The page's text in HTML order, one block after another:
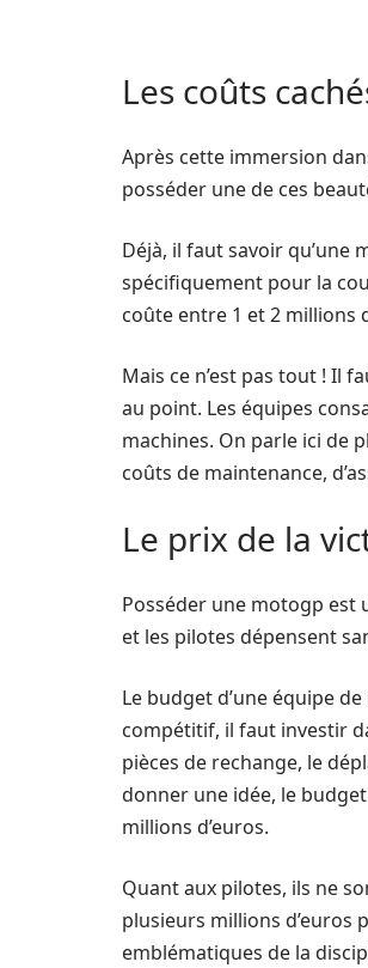
Les coûts
Après cette immersion
posséder une de ces
Déjà, il faut savoir qu’une
spécifiquement pour la
coûte entre 1 et 2 millions
Mais ce n’est pas tout ! Il
au point. Les équipes
machines. On parle ici de
coûts de maintenance,
Le prix de la
Posséder une motogp est
et les pilotes dépensent
Le budget d’une équipe
compétitif, il faut investir
pièces de rechange, le
donner une idée, le
millions d’euros.
Quant aux pilotes, ils ne
plusieurs millions d’euros
emblématiques de la